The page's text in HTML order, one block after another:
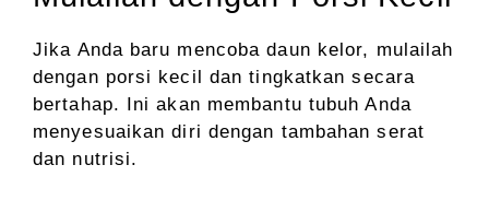
Jika Anda baru mencoba daun kelor, mulailah
dengan porsi kecil dan tingkatkan secara
bertahap. Ini akan membantu tubuh Anda
menyesuaikan diri dengan tambahan serat
dan nutrisi.